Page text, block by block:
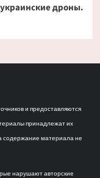
дроны.
и предоставляются
принадлежат их
содержание материала не
нарушают авторские